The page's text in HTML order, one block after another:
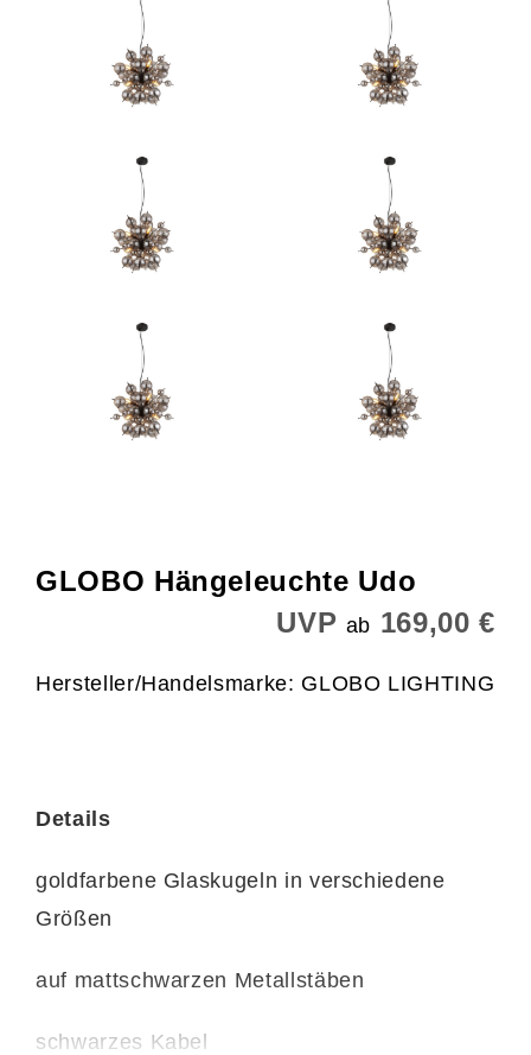
GLOBO Hängeleuchte Udo
UVP ab 169,00 €
Hersteller/Handelsmarke: GLOBO LIGHTING
Details
goldfarbene Glaskugeln in verschiedene
Größen
auf mattschwarzen Metallstäben
schwarzes Kabel